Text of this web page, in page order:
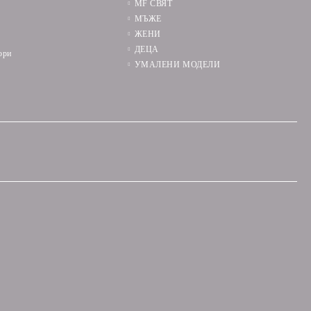
MF СВЯТ
МЪЖЕ
ЖЕНИ
ДЕЦА
УМАЛЕНИ МОДЕЛИ